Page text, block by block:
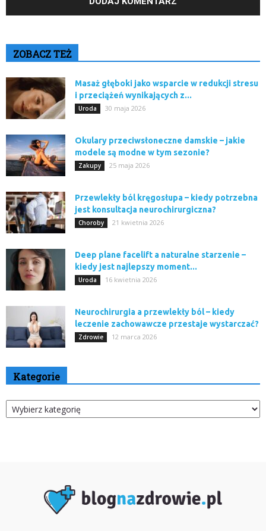
ZOBACZ TEŻ
Masaż głęboki jako wsparcie w redukcji stresu
i przeciążeń wynikających z...
Uroda 30 maja 2026
Okulary przeciwsłoneczne damskie – jakie
modele są modne w tym sezonie?
Zakupy 25 maja 2026
Przewlekły ból kręgosłupa – kiedy potrzebna
jest konsultacja neurochirurgiczna?
Choroby 21 kwietnia 2026
Deep plane facelift a naturalne starzenie –
kiedy jest najlepszy moment...
Uroda 16 kwietnia 2026
Neurochirurgia a przewlekły ból – kiedy
leczenie zachowawcze przestaje wystarczać?
Zdrowie 12 marca 2026
Kategorie
Kategorie